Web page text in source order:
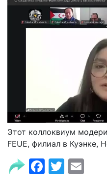
Этот коллоквиум
FEUE, филиал в Куэнке,